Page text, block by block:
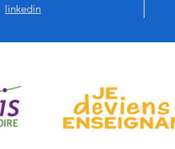
linkedin